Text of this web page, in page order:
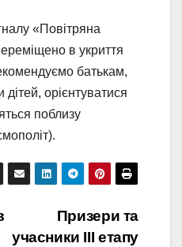
«Повітряна
в укриття
батькам,
дітей, орієнтуватися
поблизу
Призери та
учасники ІІІ етапу